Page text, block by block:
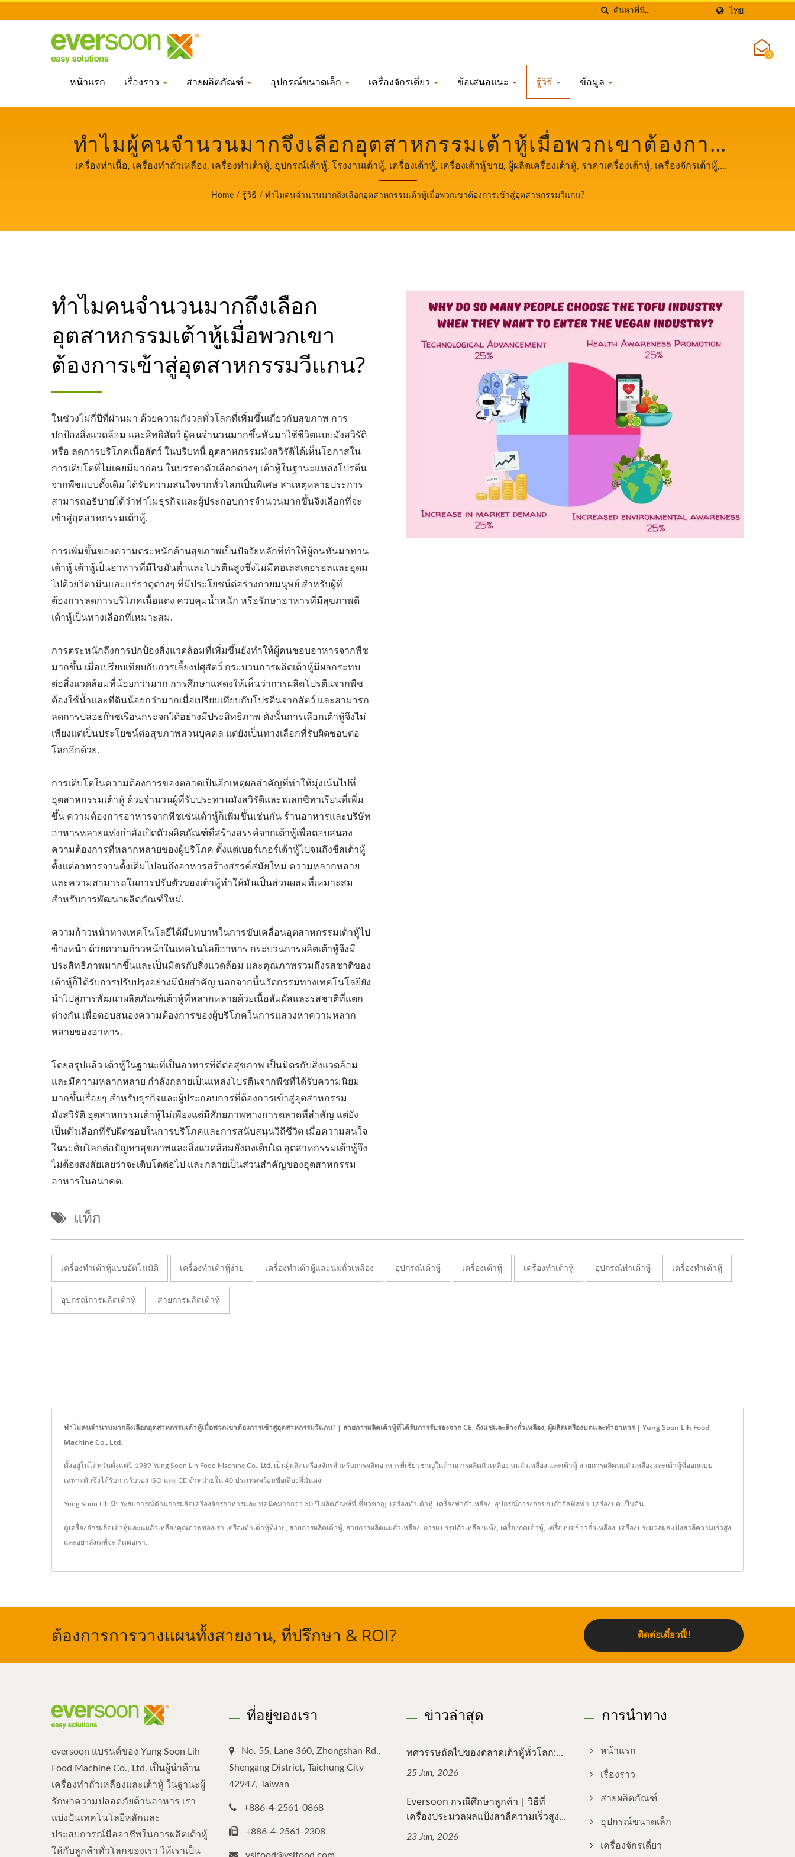
ไทย
หน้าแรก เรื่องราว สายผลิตภัณฑ์ อุปกรณ์ขนาดเล็ก เครื่องจักรเดี่ยว ข้อเสนอแนะ รู้วิธี ข้อมูล
0
ทำไมผู้คนจำนวนมากจึงเลือกอุตสาหกรรมเต้าหู้เมื่อพวกเขาต้องการ
เข้าสู่อุตสาหกรรมวีแกน? / ผู้จัดจำหน่ายอุปกรณ์แปรรูปถั่วเหลืองมือ
อาชีพมากว่า 32 ปีในไต้หวัน | YUNG SOON LIH FOOD MACHINE
CO., LTD.
เครื่องทำเนื้อ, เครื่องทำถั่วเหลือง, เครื่องทำเต้าหู้, อุปกรณ์เต้าหู้, โรงงานเต้าหู้, เครื่องเต้าหู้, เครื่องเต้าหู้ขาย, ผู้ผลิตเครื่องเต้าหู้, ราคาเครื่องเต้าหู้, เครื่องจักรเต้าหู้,
เครื่องจักรและอุปกรณ์ทำเต้าหู้, เครื่องทำเต้าหู้, เครื่องทำเต้าหู้, การทำเต้าหู้, อุปกรณ์ทำเต้าหู้, เครื่องทำเต้าหู้, ราคาของเครื่องทำเต้าหู้, ผู้ผลิตเต้าหู้, การผลิตเต้าหู้,
อุปกรณ์การผลิตเต้าหู้, โรงงานผลิตเต้าหู้, โรงงานผลิตเต้าหู้, อุปกรณ์การผลิตเต้าหู้, โรงงานผลิตเต้าหู้, สายการผลิตเต้าหู้, ราคาสายการผลิตเต้าหู้, เครื่องทำเต้าหู้, เครื่อง
ทำถั่วเหลืองและเต้าหู้ ในฐานะผู้รักษาความปลอดภัยด้านอาหาร เราแบ่งปันเทคโนโลยีหลักและประสบการณ์ระดับมืออาชีพในการผลิตเต้าหู้ให้กับลูกค้าทั่วโลกของเรา
Home / รู้วิธี / ทำไมคนจำนวนมากถึงเลือกอุตสาหกรรมเต้าหู้เมื่อพวกเขาต้องการเข้าสู่อุตสาหกรรมวีแกน?
ทำไมคนจำนวนมากถึงเลือก
อุตสาหกรรมเต้าหู้เมื่อพวกเขา
ต้องการเข้าสู่อุตสาหกรรมวีแกน?
ในช่วงไม่กี่ปีที่ผ่านมา ด้วยความกังวลทั่วโลกที่เพิ่มขึ้นเกี่ยวกับสุขภาพ การ
ปกป้องสิ่งแวดล้อม และสิทธิสัตว์ ผู้คนจำนวนมากขึ้นหันมาใช้ชีวิตแบบมังสวิรัติ
หรือ ลดการบริโภคเนื้อสัตว์ ในบริบทนี้ อุตสาหกรรมมังสวิรัติได้เห็นโอกาสใน
การเติบโตที่ไม่เคยมีมาก่อน ในบรรดาตัวเลือกต่างๆ เต้าหู้ในฐานะแหล่งโปรตีน
จากพืชแบบดั้งเดิม ได้รับความสนใจจากทั่วโลกเป็นพิเศษ สาเหตุหลายประการ
สามารถอธิบายได้ว่าทำไมธุรกิจและผู้ประกอบการจำนวนมากขึ้นจึงเลือกที่จะ
เข้าสู่อุตสาหกรรมเต้าหู้.
การเพิ่มขึ้นของความตระหนักด้านสุขภาพเป็นปัจจัยหลักที่ทำให้ผู้คนหันมาทาน
เต้าหู้ เต้าหู้เป็นอาหารที่มีไขมันต่ำและโปรตีนสูงซึ่งไม่มีคอเลสเตอรอลและอุดม
ไปด้วยวิตามินและแร่ธาตุต่างๆ ที่มีประโยชน์ต่อร่างกายมนุษย์ สำหรับผู้ที่
ต้องการลดการบริโภคเนื้อแดง ควบคุมน้ำหนัก หรือรักษาอาหารที่มีสุขภาพดี
เต้าหู้เป็นทางเลือกที่เหมาะสม.
การตระหนักถึงการปกป้องสิ่งแวดล้อมที่เพิ่มขึ้นยังทำให้ผู้คนชอบอาหารจากพืช
มากขึ้น เมื่อเปรียบเทียบกับการเลี้ยงปศุสัตว์ กระบวนการผลิตเต้าหู้มีผลกระทบ
ต่อสิ่งแวดล้อมที่น้อยกว่ามาก การศึกษาแสดงให้เห็นว่าการผลิตโปรตีนจากพืช
ต้องใช้น้ำและที่ดินน้อยกว่ามากเมื่อเปรียบเทียบกับโปรตีนจากสัตว์ และสามารถ
ลดการปล่อยก๊าซเรือนกระจกได้อย่างมีประสิทธิภาพ ดังนั้นการเลือกเต้าหู้จึงไม่
เพียงแต่เป็นประโยชน์ต่อสุขภาพส่วนบุคคล แต่ยังเป็นทางเลือกที่รับผิดชอบต่อ
โลกอีกด้วย.
การเติบโตในความต้องการของตลาดเป็นอีกเหตุผลสำคัญที่ทำให้มุ่งเน้นไปที่
อุตสาหกรรมเต้าหู้ ด้วยจำนวนผู้ที่รับประทานมังสวิรัติและฟเลกซิทาเรียนที่เพิ่ม
ขึ้น ความต้องการอาหารจากพืชเช่นเต้าหู้ก็เพิ่มขึ้นเช่นกัน ร้านอาหารและบริษัท
อาหารหลายแห่งกำลังเปิดตัวผลิตภัณฑ์ที่สร้างสรรค์จากเต้าหู้เพื่อตอบสนอง
ความต้องการที่หลากหลายของผู้บริโภค ตั้งแต่เบอร์เกอร์เต้าหู้ไปจนถึงชีสเต้าหู้
ตั้งแต่อาหารจานดั้งเดิมไปจนถึงอาหารสร้างสรรค์สมัยใหม่ ความหลากหลาย
และความสามารถในการปรับตัวของเต้าหู้ทำให้มันเป็นส่วนผสมที่เหมาะสม
สำหรับการพัฒนาผลิตภัณฑ์ใหม่.
ความก้าวหน้าทางเทคโนโลยีได้มีบทบาทในการขับเคลื่อนอุตสาหกรรมเต้าหู้ไป
ข้างหน้า ด้วยความก้าวหน้าในเทคโนโลยีอาหาร กระบวนการผลิตเต้าหู้จึงมี
ประสิทธิภาพมากขึ้นและเป็นมิตรกับสิ่งแวดล้อม และคุณภาพรวมถึงรสชาติของ
เต้าหู้ก็ได้รับการปรับปรุงอย่างมีนัยสำคัญ นอกจากนี้นวัตกรรมทางเทคโนโลยียัง
นำไปสู่การพัฒนาผลิตภัณฑ์เต้าหู้ที่หลากหลายด้วยเนื้อสัมผัสและรสชาติที่แตก
ต่างกัน เพื่อตอบสนองความต้องการของผู้บริโภคในการแสวงหาความหลาก
หลายของอาหาร.
โดยสรุปแล้ว เต้าหู้ในฐานะที่เป็นอาหารที่ดีต่อสุขภาพ เป็นมิตรกับสิ่งแวดล้อม
และมีความหลากหลาย กำลังกลายเป็นแหล่งโปรตีนจากพืชที่ได้รับความนิยม
มากขึ้นเรื่อยๆ สำหรับธุรกิจและผู้ประกอบการที่ต้องการเข้าสู่อุตสาหกรรม
มังสวิรัติ อุตสาหกรรมเต้าหู้ไม่เพียงแต่มีศักยภาพทางการตลาดที่สำคัญ แต่ยัง
เป็นตัวเลือกที่รับผิดชอบในการบริโภคและการสนับสนุนวิถีชีวิต เมื่อความสนใจ
ในระดับโลกต่อปัญหาสุขภาพและสิ่งแวดล้อมยังคงเติบโต อุตสาหกรรมเต้าหู้จึง
ไม่ต้องสงสัยเลยว่าจะเติบโตต่อไป และกลายเป็นส่วนสำคัญของอุตสาหกรรม
อาหารในอนาคต.
แท็ก
เครื่องทำเต้าหู้แบบอัตโนมัติ เครื่องทำเต้าหู้ง่าย เครื่องทำเต้าหู้และนมถั่วเหลือง อุปกรณ์เต้าหู้ เครื่องเต้าหู้ เครื่องทำเต้าหู้ อุปกรณ์ทำเต้าหู้ เครื่องทำเต้าหู้
อุปกรณ์การผลิตเต้าหู้ สายการผลิตเต้าหู้
ทำไมคนจำนวนมากถึงเลือกอุตสาหกรรมเต้าหู้เมื่อพวกเขาต้องการเข้าสู่อุตสาหกรรมวีแกน? | สายการผลิตเต้าหู้ที่ได้รับการรับรองจาก CE, ถังแช่และล้างถั่วเหลือง, ผู้ผลิตเครื่องบดและทำอาหาร | Yung Soon Lih Food
Machine Co., Ltd.
ตั้งอยู่ในไต้หวันตั้งแต่ปี 1989 Yung Soon Lih Food Machine Co., Ltd. เป็นผู้ผลิตเครื่องจักรสำหรับการผลิตอาหารที่เชี่ยวชาญในด้านการผลิตถั่วเหลือง นมถั่วเหลือง และเต้าหู้ สายการผลิตนมถั่วเหลืองและเต้าหู้ที่ออกแบบ
เฉพาะตัวซึ่งได้รับการรับรอง ISO และ CE จำหน่ายใน 40 ประเทศพร้อมชื่อเสียงที่มั่นคง.
Yung Soon Lih มีประสบการณ์ด้านการผลิตเครื่องจักรอาหารและเทคนิคมากกว่า 30 ปี ผลิตภัณฑ์ที่เชี่ยวชาญ: เครื่องทำเต้าหู้, เครื่องทำถั่วเหลือง, อุปกรณ์การงอกของถั่วอัลฟัลฟา, เครื่องบด เป็นต้น.
ดูเครื่องจักรผลิตเต้าหู้และนมถั่วเหลืองคุณภาพของเรา เครื่องทำเต้าหู้ที่ง่าย สายการผลิตเต้าหู้ สายการผลิตนมถั่วเหลือง การแปรรูปถั่วเหลืองแห้ง เครื่องกดเต้าหู้ เครื่องบดข้าวถั่วเหลือง เครื่องประมวลผลแป้งสาลีความเร็วสูง
และอย่าลังเลที่จะ ติดต่อเรา
ต้องการการวางแผนทั้งสายงาน, ที่ปรึกษา & ROI? ติดต่อเดี๋ยวนี้!!
eversoon แบรนด์ของ Yung Soon Lih
Food Machine Co., Ltd. เป็นผู้นำด้าน
เครื่องทำถั่วเหลืองและเต้าหู้ ในฐานะผู้
รักษาความปลอดภัยด้านอาหาร เรา
แบ่งปันเทคโนโลยีหลักและ
ประสบการณ์มืออาชีพในการผลิตเต้าหู้
ให้กับลูกค้าทั่วโลกของเรา ให้เราเป็น
ที่อยู่ของเรา
No. 55, Lane 360, Zhongshan Rd.,
Shengang District, Taichung City
42947, Taiwan
+886-4-2561-0868
+886-4-2561-2308
ข่าวล่าสุด
ทศวรรษถัดไปของตลาดเต้าหู้ทั่วโลก:...
25 Jun, 2026
Eversoon กรณีศึกษาลูกค้า｜วิธีที่
เครื่องประมวลผลแป้งสาลีความเร็วสูง...
23 Jun, 2026
การนำทาง
หน้าแรก
เรื่องราว
สายผลิตภัณฑ์
อุปกรณ์ขนาดเล็ก
เครื่องจักรเดี่ยว